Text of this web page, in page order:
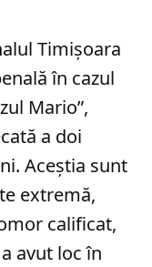
Timișoara
în cazul
Mario”,
a doi
Aceștia sunt
extremă,
calificat,
avut loc în